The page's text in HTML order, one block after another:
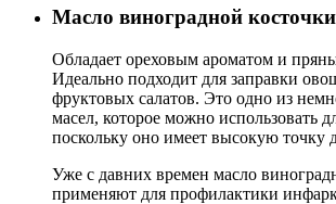
Масло виноградной косточки
Обладает ореховым ароматом и
Идеально подходит для заправки
фруктовых салатов. Это одно из
масел, которое можно использовать
поскольку оно имеет высокую точку
Уже с давних времен масло
применяют для профилактики